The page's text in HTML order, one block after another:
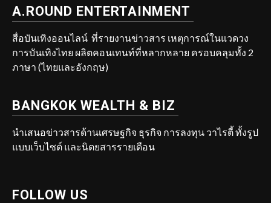
A.ROUND ENTERTAINMENT
สื่อบันเทิงออนไลน์ ที่รายงานข่าวสาร เหตุการณ์ในแวดวง
การบันเทิงไทย ผลิตคอนเทนท์ที่หลากหลาย ครอบคลุมทั้ง 2
ภาษา (ไทยและอังกฤษ)
BANGKOK WEALTH & BIZ
นำเสนอข่าวสารด้านเศรษฐกิจ ธุรกิจ การลงทุน วาไรตี้ ทั้งรูป
แบบเว็บไซต์ และนิตยสารรายเดือน
FOLLOW US